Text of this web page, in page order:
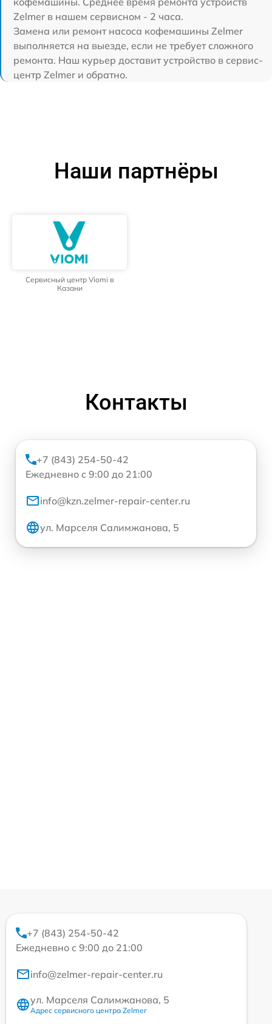
Zelmer в нашем сервисном - 2 часа.
Замена или ремонт насоса кофемашины Zelmer
выполняется на выезде, если не требует сложного
ремонта. Наш курьер доставит устройство в сервис-
центр Zelmer и обратно.
Наши партнёры
Сервисный центр Viomi в
Казани
Контакты
+7 (843) 254-50-42
Ежедневно с 9:00 до 21:00
info@kzn.zelmer-repair-center.ru
ул. Марселя Салимжанова, 5
+7 (843) 254-50-42
Ежедневно с 9:00 до 21:00
info@zelmer-repair-center.ru
ул. Марселя Салимжанова, 5
Адрес сервисного центра Zelmer